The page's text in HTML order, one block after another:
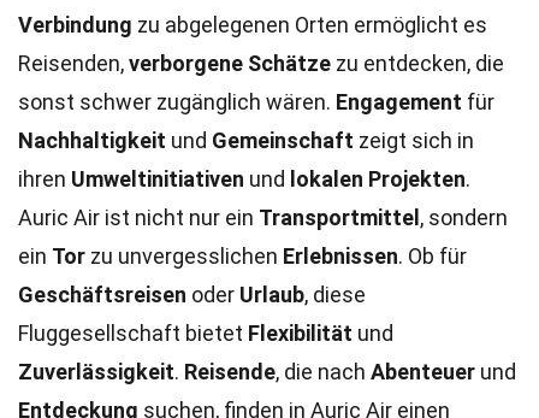
Verbindung zu abgelegenen Orten ermöglicht es
Reisenden,verborgene Schätze zu entdecken, die
sonst schwer zugänglich wären. Engagement für
Nachhaltigkeit und Gemeinschaft zeigt sich in
ihren Umweltinitiativen und lokalen Projekten.
Auric Air ist nicht nur ein Transportmittel , sondern
ein Tor zu unvergesslichen Erlebnissen. Ob für
Geschäftsreisen oder Urlaub, diese
Fluggesellschaft bietet Flexibilität und
Zuverlässigkeit. Reisende, die nach Abenteuer und
Entdeckung suchen, finden in Auric Air einen